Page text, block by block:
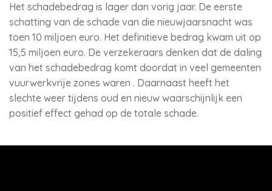
Het schadebedrag is lager dan vorig jaar. De eerste
schatting van de schade van die nieuwjaarsnacht was
toen 10 miljoen euro. Het definitieve bedrag kwam uit op
15,5 miljoen euro. De verzekeraars denken dat de daling
van het schadebedrag komt doordat in veel gemeenten
vuurwerkvrije zones waren . Daarnaast heeft het
slechte weer tijdens oud en nieuw waarschijnlijk een
positief effect gehad op de totale schade.